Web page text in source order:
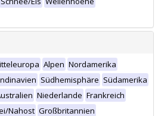
Alpen Nordamerika
Südhemisphäre Südamerika
Niederlande Frankreich
Nahost Großbritannien